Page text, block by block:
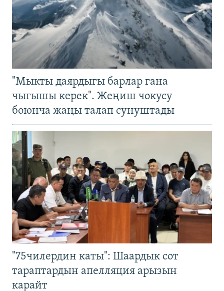
"Мыкты даярдыгы барлар гана
чыгышы керек". Жеңиш чокусу
боюнча жаңы талап сунуштады
"75чилердин каты": Шаардык сот
тараптардын апелляция арызын
карайт